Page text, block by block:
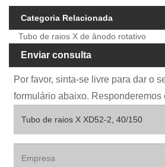
Categoria Relacionada
Tubo de raios X de ânodo rotativo
Enviar consulta
Por favor, sinta-se livre para dar o
formulário abaixo. Responderemos